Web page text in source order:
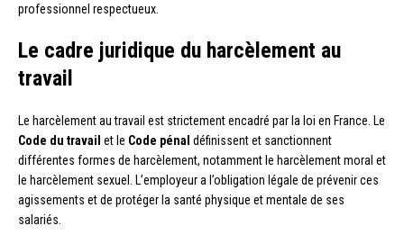
professionnel respectueux.
Le cadre juridique du harcèlement au
travail
Le harcèlement au travail est strictement encadré par la loi en France. Le
Code du travail et le Code pénal définissent et sanctionnent
différentes formes de harcèlement, notamment le harcèlement moral et
le harcèlement sexuel. L’employeur a l’obligation légale de prévenir ces
agissements et de protéger la santé physique et mentale de ses
salariés.